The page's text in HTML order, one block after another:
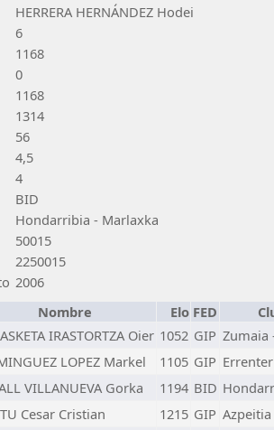
HERRERA HERNÁNDEZ Hodei
6
1168
0
1168
1314
56
4,5
4
BID
Hondarribia - Marlaxka
50015
2250015
2006
Nombre Elo FED
IRASTORTZA Oier 1052 GIP Zumaia
LOPEZ Markel 1105 GIP
VILLANUEVA Gorka 1194 BID
Cesar Cristian 1215 GIP